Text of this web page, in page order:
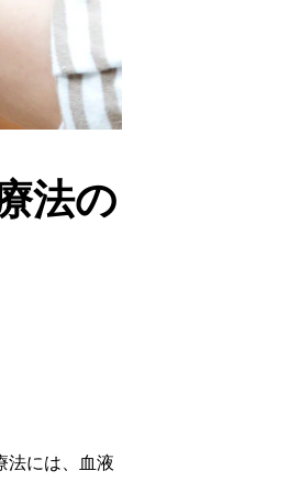
法の
法には、血液